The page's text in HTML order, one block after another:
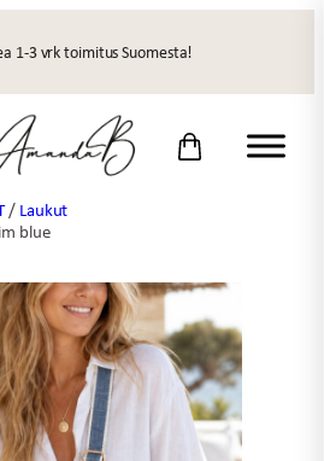
1-3 vrk toimitus Suomesta!
/ Laukut
blue